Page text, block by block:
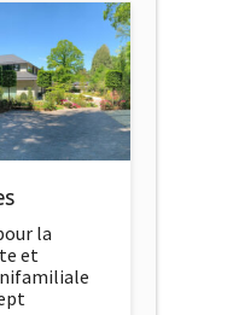
la
et